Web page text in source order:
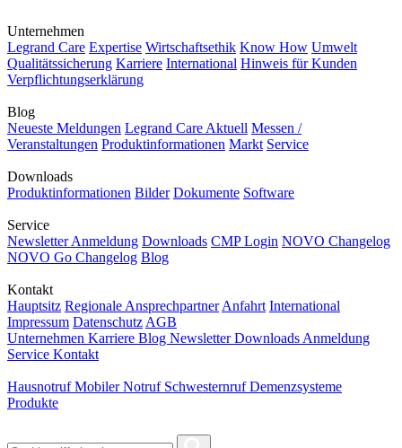
Unternehmen
Legrand Care Expertise Wirtschaftsethik Know How Umwelt
Qualitätssicherung Karriere International Hinweis für Kunden
Verpflichtungserklärung
Blog
Neueste Meldungen Legrand Care Aktuell Messen /
Veranstaltungen Produktinformationen Markt Service
Downloads
Produktinformationen Bilder Dokumente Software
Service
Newsletter Anmeldung Downloads CMP Login NOVO Changelog
NOVO Go Changelog Blog
Kontakt
Hauptsitz Regionale Ansprechpartner Anfahrt International
Impressum Datenschutz AGB
Unternehmen Karriere Blog NewsletterDownloads Anmeldung
Service Kontakt
HausnotrufMobiler Notruf SchwesternrufDemenzsysteme
Produkte